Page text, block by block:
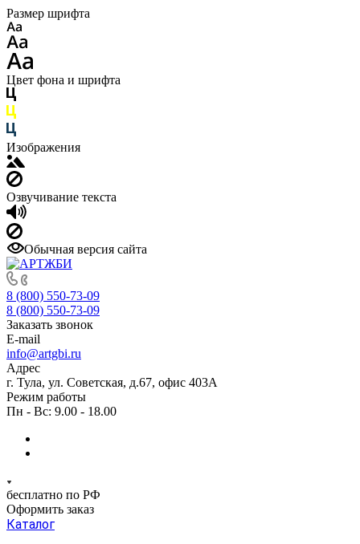
Размер шрифта
Цвет фона и шрифта
Изображения
Озвучивание текста
Обычная версия сайта
8 (800) 550-73-09
8 (800) 550-73-09
Заказать звонок
E-mail
info@artgbi.ru
Адрес
г. Тула, ул. Советская, д.67, офис 403А
Режим работы
Пн - Вс: 9.00 - 18.00
бесплатно по РФ
Оформить заказ
Каталог